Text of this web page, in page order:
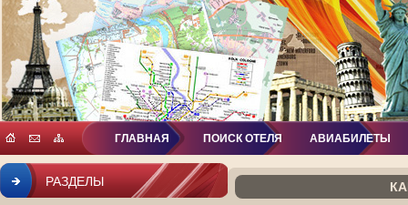
РАЗДЕЛЫ
ГЛАВНАЯ ПОИСК ОТЕЛЯ АВИАБИЛЕТЫ